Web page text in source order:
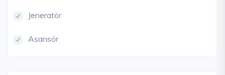
Jeneratör
Asansör